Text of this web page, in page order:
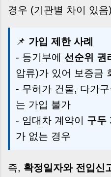
경우 (기관별 차이 있음)
📌 가입 제한 사례
- 등기부에 선순위 권
압류)가 있어 보증금
- 무허가 건물, 다가
는 가입 불가
- 임대차 계약이 구두
가 없는 경우
즉, 확정일자와 전입신